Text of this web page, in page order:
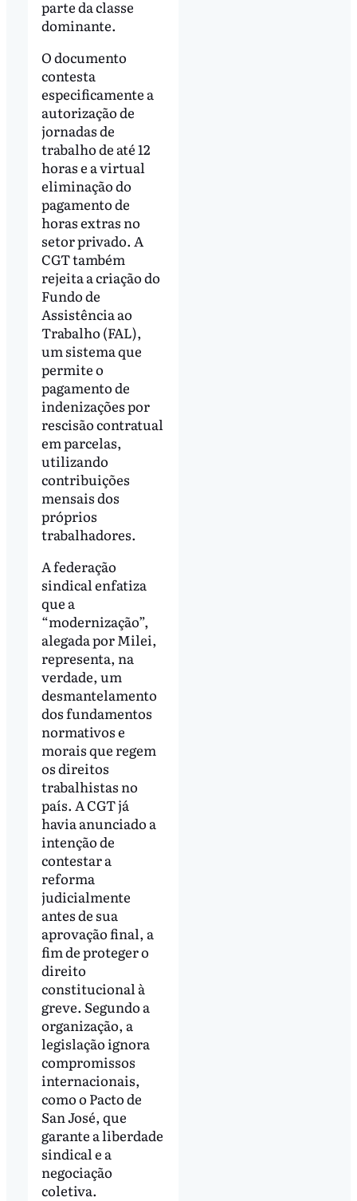
parte da classe
dominante.
O documento
contesta
especificamente a
autorização de
jornadas de
trabalho de até 12
horas e a virtual
eliminação do
pagamento de
horas extras no
setor privado. A
CGT também
rejeita a criação do
Fundo de
Assistência ao
Trabalho (FAL),
um sistema que
permite o
pagamento de
indenizações por
rescisão contratual
em parcelas,
utilizando
contribuições
mensais dos
próprios
trabalhadores.
A federação
sindical enfatiza
que a
“modernização”,
alegada por Milei,
representa, na
verdade, um
desmantelamento
dos fundamentos
normativos e
morais que regem
os direitos
trabalhistas no
país. A CGT já
havia anunciado a
intenção de
contestar a
reforma
judicialmente
antes de sua
aprovação final, a
fim de proteger o
direito
constitucional à
greve. Segundo a
organização, a
legislação ignora
compromissos
internacionais,
como o Pacto de
San José, que
garante a liberdade
sindical e a
negociação
coletiva.